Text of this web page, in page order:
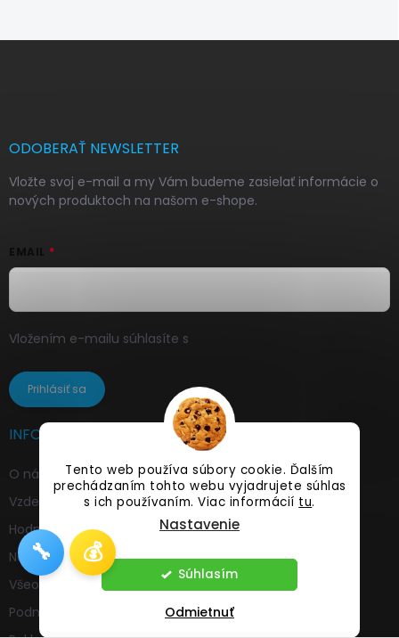
Tento web používa súbory cookie. Ďalším
prechádzaním tohto webu vyjadrujete súhlas
s ich používaním. Viac informácií tu.
Nastavenie
Odmietnuť
Súhlasím
ODOBERAŤ NEWSLETTER
Vložte svoj e-mail a my Vám budeme zasielať informácie o
nových produktoch na našom e-shope.
Vložením e-mailu súhlasíte s
Prihlásiť sa
INFORMÁCIE PRE VÁS
O nás
Vzdelávajte sa s nami
Hodnotenia a referencie od našich zákazníkov
Najčastejšie otázky a odpovede
Všeobecné obchodné podmienky
Podmienky GDPR
🔧 💰